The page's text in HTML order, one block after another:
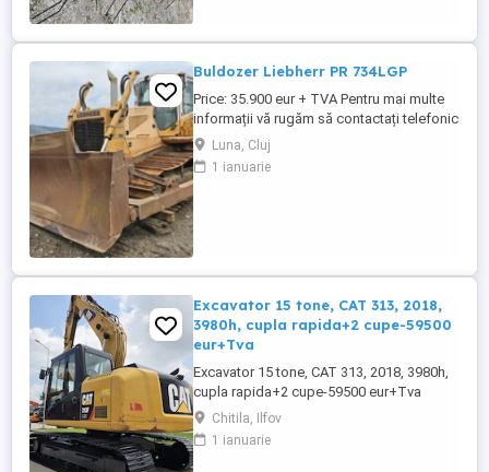
Buldozer Liebherr PR 734LGP
Price: 35.900 eur + TVA Pentru mai multe
informații vă rugăm să contactați telefonic
la numerele: tel: 07 arata numarul 131 559
sau: 07 arata numarul 268 586 Buldozer
Liebherr PR 734LGP an fabricatie 2009 ore
Luna, Cluj
1 ianuarie
Excavator 15 tone, CAT 313, 2018,
3980h, cupla rapida+2 cupe-59500
eur+Tva
Excavator 15 tone, CAT 313, 2018, 3980h,
cupla rapida+2 cupe-59500 eur+Tva
Chitila, Ilfov
1 ianuarie